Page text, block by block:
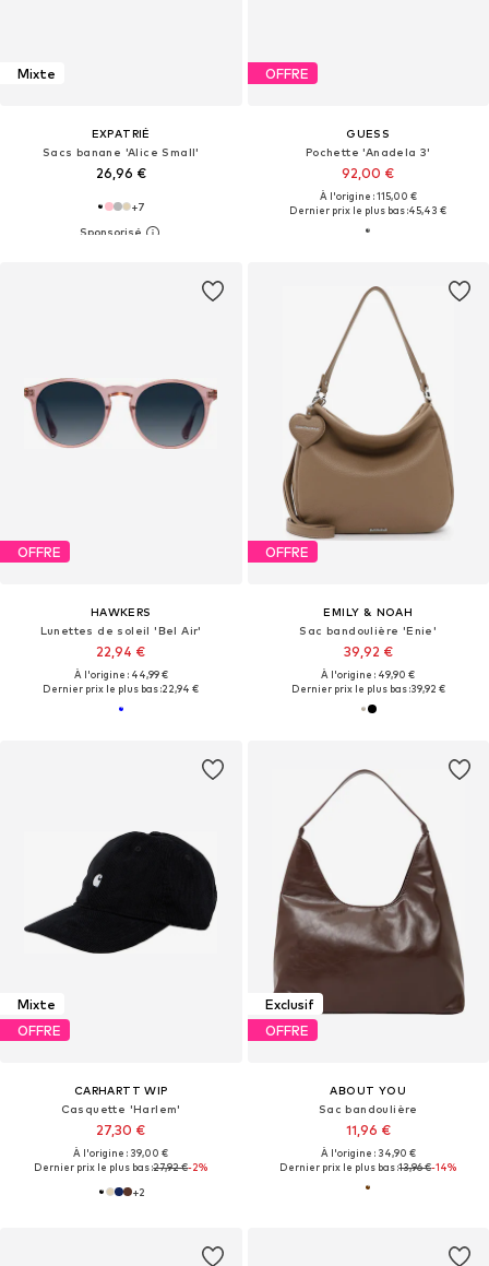
Mixte
EXPATRIÉ
Sacs banane 'Alice Small'
26,96 €
+7
OFFRE
GUESS
Pochette 'Anadela 3'
92,00 €
À l'origine : 115,00 €
Dernier prix le plus bas :45,43 €
OFFRE
HAWKERS
Lunettes de soleil 'Bel Air'
22,94 €
À l'origine : 44,99 €
Dernier prix le plus bas :22,94 €
OFFRE
EMILY & NOAH
Sac bandoulière 'Enie'
39,92 €
À l'origine : 49,90 €
Dernier prix le plus bas :39,92 €
Mixte
OFFRE
CARHARTT WIP
Casquette 'Harlem'
27,30 €
À l'origine : 39,00 €
Dernier prix le plus bas :27,92 €-2%
+2
Exclusif
OFFRE
ABOUT YOU
Sac bandoulière
11,96 €
À l'origine : 34,90 €
Dernier prix le plus bas :13,96 €-14%